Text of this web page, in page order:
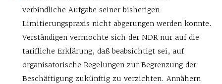
verbindliche Aufgabe seiner bisherigen
Limitierungspraxis nicht abgerungen werden konnte.
Verständigen vermochte sich der NDR nur auf die
tarifliche Erklärung, daß beabsichtigt sei, auf
organisatorische Regelungen zur Begrenzung der
Beschäftigung zukünftig zu verzichten. Annähern